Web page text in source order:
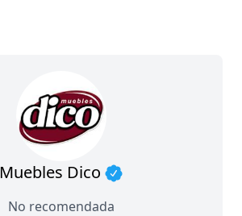
Muebles Dico
No recomendada